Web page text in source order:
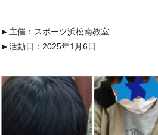
►主催：スポーツ浜松南教室
►活動日：2025年1月6日